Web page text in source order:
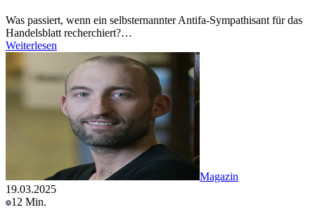
Was passiert, wenn ein selbsternannter Antifa-Sympathisant für das
Handelsblatt recherchiert?…
Weiterlesen
Magazin
19.03.2025
12 Min.